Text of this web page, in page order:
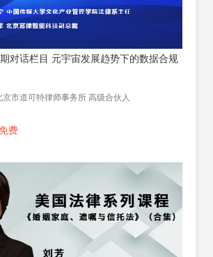
期对话栏目 元宇宙发展趋势下的数据合规
市道可特律师事务所 高级合伙人
费